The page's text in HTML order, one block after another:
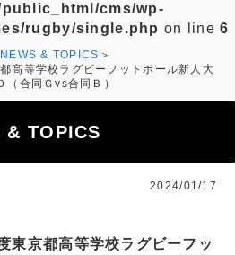
cms/wp-
rugby/single.php on line6
NEWS & TOPICS
高等学校ラグビーフットボール新人大
（合同Ｇvs合同Ｂ）
& TOPICS
2024/01/17
東京都高等学校ラグビーフッ